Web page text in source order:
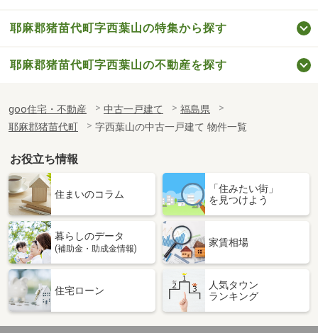
耶麻郡猪苗代町字西葉山の特集から探す
耶麻郡猪苗代町字西葉山の不動産を探す
goo住宅・不動産 中古一戸建て
福島県
耶麻郡猪苗代町
字西葉山の中古一戸建て 物件一覧
お役立ち情報
住まいのコラム
「住みたい街」
を見つけよう
暮らしのデータ
(補助金・助成金情報)
家賃相場
住宅ローン
人気タウン
ランキング